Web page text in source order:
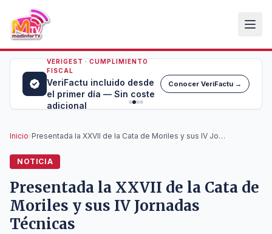
VERIGEST · CUMPLIMIENTO
FISCAL
VeriFactu incluido desde
el primer día — Sin coste
adicional
Conocer VeriFactu →
Inicio› Presentada la XXVII de la Cata de Moriles y sus IV Jornadas Técnicas
NOTICIA
Presentada la XXVII de la Cata de
Moriles y sus IV Jornadas
Técnicas